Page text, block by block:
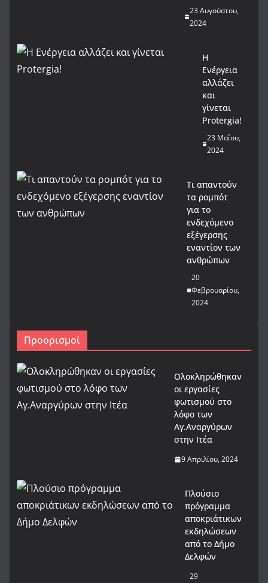
23 Αυγούστου,
2024
Η
Ενέργεια
αλλάζει
και
γίνεται
Protergia!
23 Μαΐου,
2024
Τι απαντούν
τα ρομπότ
για το
ενδεχόμενο
εξέγερσης
εναντίον των
ανθρώπων
20
Φεβρουαρίου,
2024
Προορισμοί
Ολοκληρώθηκαν
οι εργασίες
φωτισμού στο
λόφο των
Αγ.Αναργύρων
στην Ιτέα
9 Απριλίου, 2024
Πλούσιο
πρόγραμμα
αποκριάτικων
εκδηλώσεων
από το Δήμο
Δελφών
29